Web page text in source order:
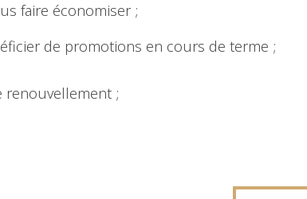
faire économiser ;
de promotions en cours de terme ;
renouvellement ;